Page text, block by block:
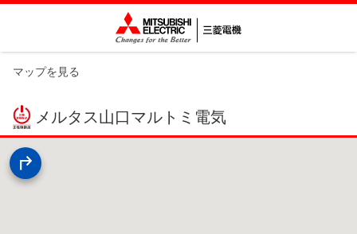
マップを見る
メルタス山口マルトミ電気